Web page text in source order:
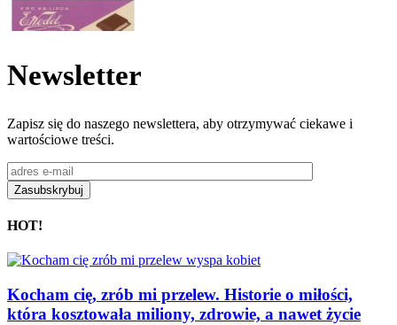
Newsletter
Zapisz się do naszego newslettera, aby otrzymywać ciekawe i
wartościowe treści.
HOT!
Kocham cię, zrób mi przelew. Historie o miłości,
która kosztowała miliony, zdrowie, a nawet życie